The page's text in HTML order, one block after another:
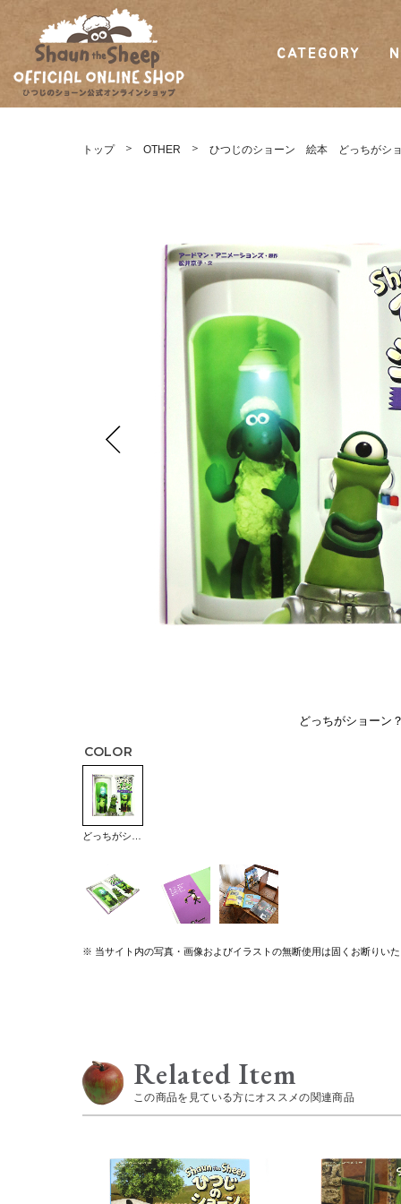
ひつじのショーン
公式オンラインシ
CATEGORY
トップ OTHER ひつじのショーン 絵本 どっちがシ
どっちがショーン
COLOR
※ 当サイト内の写真・画像およびイラストの無断使用は固くお断りい
Related Item
この商品を見ている方にオススメの関連商品